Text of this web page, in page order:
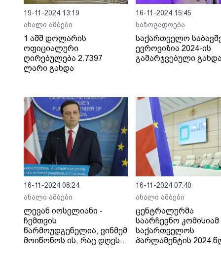
19-11-2024 13:19
ახალი ამბები
1 აშშ დოლარის
ოფიციალური
ღირებულება 2.7397
ლარი გახდა
16-11-2024 15:45
საზოგადოება
საქართველო
ევროვიზია 2024-ის
გამარჯვებული გახდა
16-11-2024 08:24
ახალი ამბები
ლევან იოსელიანი -
ჩემთვის
წარმოუდგენელია, ვინმემ
მოიწონოს ის, რაც დღეს
16-11-2024 07:40
ახალი ამბები
ცენტრალურმა
საარჩევნო კომისიამ
საქართველოს
პარლამენტის 2024